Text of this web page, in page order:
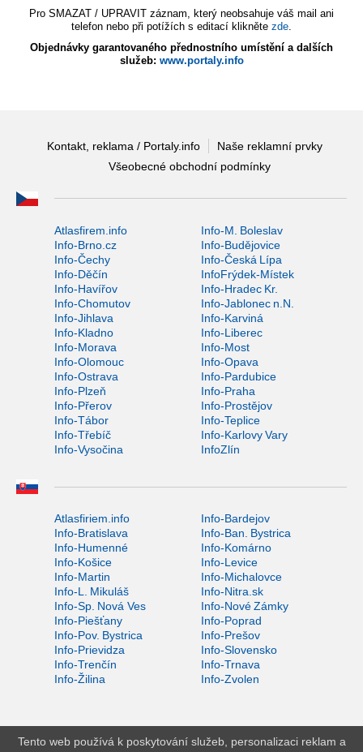
Pro SMAZAT / UPRAVIT záznam, který neobsahuje váš mail ani
telefon nebo při potížích s editací klikněte zde.
Objednávky garantovaného přednostního umístění a dalších
služeb: www.portaly.info
Kontakt, reklama / Portaly.info
Naše reklamní prvky
Všeobecné obchodní podmínky
Atlasfirem.info
Info-M. Boleslav
Info-Brno.cz
Info-Budějovice
Info-Čechy
Info-Česká Lípa
Info-Děčín
InfoFrýdek-Místek
Info-Havířov
Info-Hradec Kr.
Info-Chomutov
Info-Jablonec n.N.
Info-Jihlava
Info-Karviná
Info-Kladno
Info-Liberec
Info-Morava
Info-Most
Info-Olomouc
Info-Opava
Info-Ostrava
Info-Pardubice
Info-Plzeň
Info-Praha
Info-Přerov
Info-Prostějov
Info-Tábor
Info-Teplice
Info-Třebíč
Info-Karlovy Vary
Info-Vysočina
InfoZlín
Atlasfiriem.info
Info-Bardejov
Info-Bratislava
Info-Ban. Bystrica
Info-Humenné
Info-Komárno
Info-Košice
Info-Levice
Info-Martin
Info-Michalovce
Info-L. Mikuláš
Info-Nitra.sk
Info-Sp. Nová Ves
Info-Nové Zámky
Info-Piešťany
Info-Poprad
Info-Pov. Bystrica
Info-Prešov
Info-Prievidza
Info-Slovensko
Info-Trenčín
Info-Trnava
Info-Žilina
Info-Zvolen
Tento web používá k poskytování služeb, personalizaci reklam a